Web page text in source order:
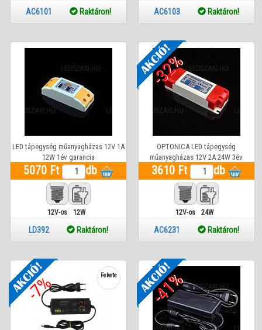
AC6101 Raktáron! AC6103 Raktáron!
LED tápegység műanyagházas 12V 1A
12W 1év garancia
5070 Ft db
12V-os 12W
LD392 Raktáron!
-32%
OPTONICA LED tápegység
műanyagházas 12V 2A 24W 3év
garancia
3610 Ft db
12V-os 24W
AC6231 Raktáron!
-7% Fekete -41%